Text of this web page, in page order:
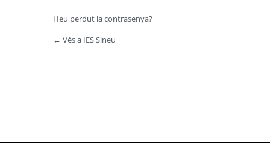
Heu perdut la contrasenya?
← Vés a IES Sineu